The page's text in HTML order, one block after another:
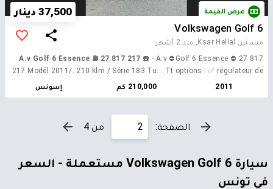
عرض القيمة
37,500 دينار
Volkswagen Golf 6
منستير, Ksar Hellal,
منذ 2 أشهر
A.v Golf 6 Essence ⛽️ 27 817 217 ☎️ - A.v ⛔️Golf 6 Essence ⛔️ 27 817
217 Modél 2011/. 210 klm / Série 183 Tu... Tt options : ✅ régulateur de
vitesse ✅4 vitre électrique ✅Clima automatique bizone
2011 210,000 كم إسونس
الصفحة: من 4
سيارة Volkswagen Golf 6 مستعملة - السعر
في تونس